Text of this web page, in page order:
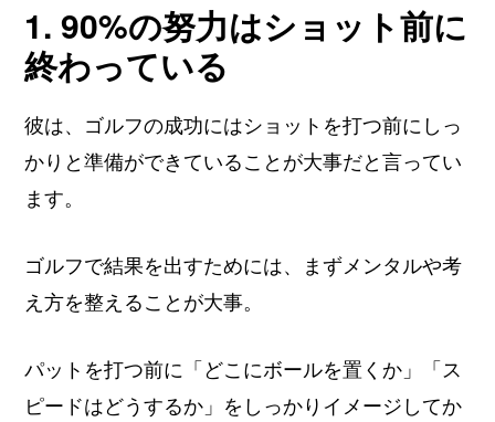
1. 90%の努力はショット前に
終わっている
彼は、ゴルフの成功にはショットを打つ前にしっ
かりと準備ができていることが大事だと言ってい
ます。
ゴルフで結果を出すためには、まずメンタルや考
え方を整えることが大事。
パットを打つ前に「どこにボールを置くか」「ス
ピードはどうするか」をしっかりイメージしてか